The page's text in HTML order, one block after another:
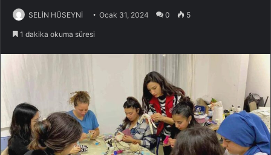
SELİN HÜSEYNİ Ocak 31, 2024 0 5
1 dakika okuma süresi